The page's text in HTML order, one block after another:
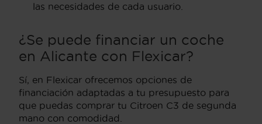
las necesidades de cada usuario.
¿Se puede financiar un coche
en Alicante con Flexicar?
Sí, en Flexicar ofrecemos opciones de
financiación adaptadas a tu presupuesto para
que puedas comprar tu Citroen C3 de segunda
mano con comodidad.